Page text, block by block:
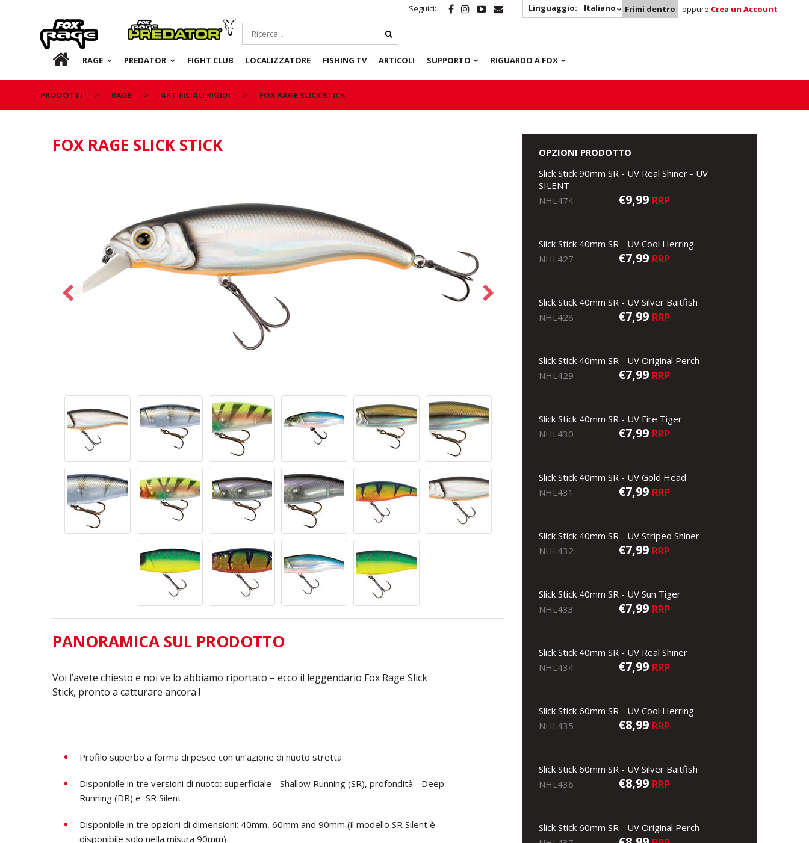
Seguici: Linguaggio: Italiano Frimi dentro oppure Crea un Account
Rage Predator
IT RAGE PREDATOR FIGHT CLUB LOCALIZZATORE FISHING TV ARTICOLI SUPPORTO RIGUARDO A FOX
PRODOTTI RAGE ARTIFICIALI RIGIDI FOX RAGE SLICK STICK
FOX RAGE SLICK STICK
PANORAMICA SUL PRODOTTO
Voi l’avete chiesto e noi ve lo abbiamo riportato – ecco il leggendario Fox Rage Slick
Stick, pronto a catturare ancora !
Profilo superbo a forma di pesce con un’azione di nuoto stretta
Disponibile in tre versioni di nuoto: superficiale - Shallow Running (SR), profondità - Deep
Running (DR) e SR Silent
Disponibile in tre opzioni di dimensioni: 40mm, 60mm and 90mm (il modello SR Silent è
disponibile solo nella misura 90mm)
OPZIONI PRODOTTO
Slick Stick 90mm SR - UV Real Shiner - UV
SILENT
NHL474
€9,99 RRP
Slick Stick 40mm SR - UV Cool Herring
NHL427
€7,99 RRP
Slick Stick 40mm SR - UV Silver Baitfish
NHL428
€7,99 RRP
Slick Stick 40mm SR - UV Original Perch
NHL429
€7,99 RRP
Slick Stick 40mm SR - UV Fire Tiger
NHL430
€7,99 RRP
Slick Stick 40mm SR - UV Gold Head
NHL431
€7,99 RRP
Slick Stick 40mm SR - UV Striped Shiner
NHL432
€7,99 RRP
Slick Stick 40mm SR - UV Sun Tiger
NHL433
€7,99 RRP
Slick Stick 40mm SR - UV Real Shiner
NHL434
€7,99 RRP
Slick Stick 60mm SR - UV Cool Herring
NHL435
€8,99 RRP
Slick Stick 60mm SR - UV Silver Baitfish
NHL436
€8,99 RRP
Slick Stick 60mm SR - UV Original Perch